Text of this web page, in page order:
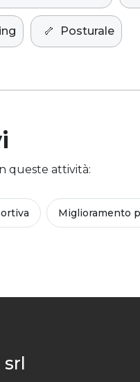
🦴 Posturale
queste attività:
Miglioramento
srl